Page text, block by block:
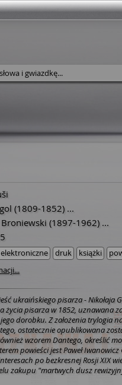
(1809-1852) ...
Broniewski (1897-1962) ...
druk książki
ukraińskiego pisarza - Nikołaja
życia pisarza w 1852, uznawana
dorobku. Z założenia trylogia
ostatecznie opublikowana
wzorem Dantego, określić
powieści jest Paweł
po bezkresnej Rosji XIX
zakupu "martwych dusz